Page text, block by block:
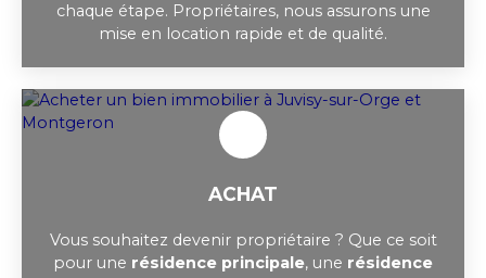
chaque étape. Propriétaires, nous assurons une
mise en location rapide et de qualité.
ACHAT
Vous souhaitez devenir propriétaire ? Que ce soit
pour une résidence principale, une résidence